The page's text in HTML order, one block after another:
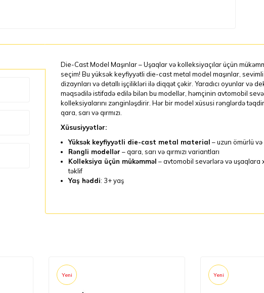
Die-Cast Model Maşınlar – Uşaqlar və kolleksiyaçılar üçün
seçim! Bu yüksək keyfiyyətli die-cast metal model maşınlar, sevimli
dizaynları və detallı işçilikləri ilə diqqət çəkir. Yaradıcı oyunlar və
məqsədilə istifadə edilə bilən bu modellər, həmçinin avtomobil
kolleksiyalarını zənginləşdirir. Hər bir model xüsusi rənglərdə
qara, sarı və qırmızı.
Xüsusiyyətlər:
Yüksək keyfiyyətli die-cast metal material – uzun ömürlü və
Rəngli modellər – qara, sarı və qırmızı variantları
Kolleksiya üçün mükəmməl – avtomobil sevərlərə və uşaqlara
təklif
Yaş həddi: 3+ yaş
Yeni Yeni